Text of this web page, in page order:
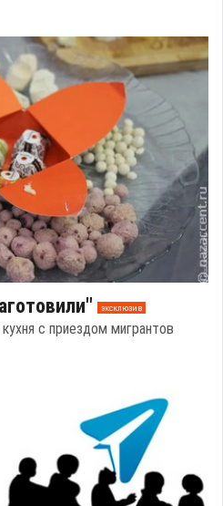
эксклюзив
с приездом мигрантов